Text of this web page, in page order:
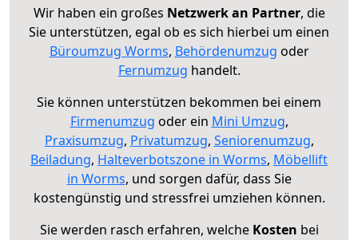
Wir haben ein großes Netzwerk an Partner, die
Sie unterstützen, egal ob es sich hierbei um einen
Büroumzug Worms, Behördenumzug oder
Fernumzug handelt.
Sie können unterstützen bekommen bei einem
Firmenumzug oder ein Mini Umzug,
Praxisumzug, Privatumzug, Seniorenumzug,
Beiladung, Halteverbotszone in Worms, Möbellift
in Worms, und sorgen dafür, dass Sie
kostengünstig und stressfrei umziehen können.
Sie werden rasch erfahren, welche Kosten bei